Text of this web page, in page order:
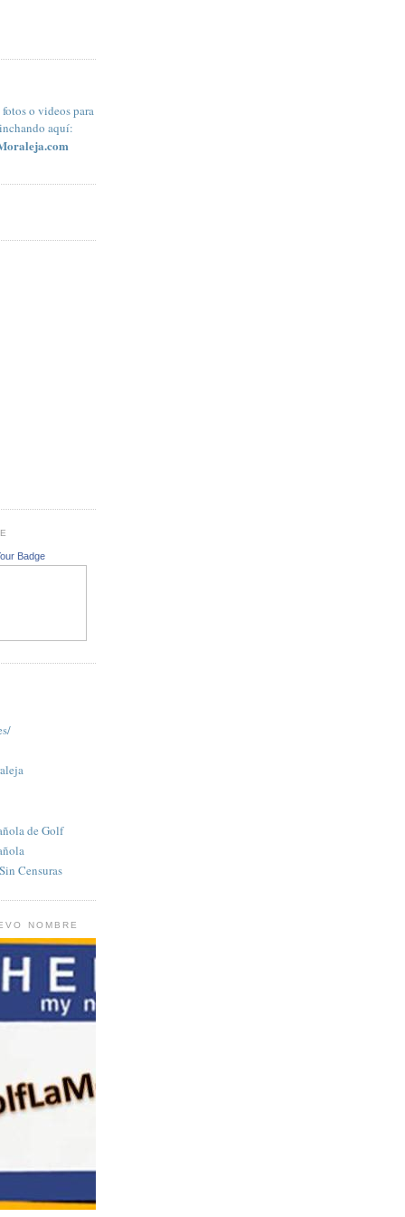
o videos para
aquí:
Badge
de Golf
Censuras
NOMBRE